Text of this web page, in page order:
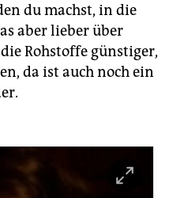
du machst, in die
aber lieber über
Rohstoffe günstiger,
da ist auch noch ein